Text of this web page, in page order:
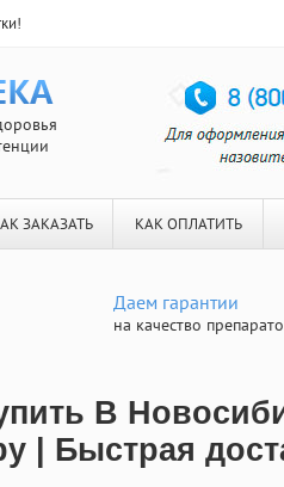
ЗАКАЗАТЬ КАК ОПЛАТИТЬ
Даем гарантии
на качество
В
| Быстрая